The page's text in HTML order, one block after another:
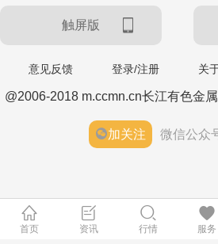
触屏版
意见反馈 登录/注册 关
@2006-2018 m.ccmn.cn长江有色金
加关注 微信公众
首页 资讯 行情 服务